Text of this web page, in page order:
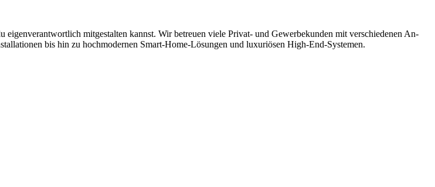
eigen­ver­ant­wort­lich mit­ge­stalten kannst. Wir betreuen viele Privat- und Gewerbe­kunden mit ver­schiedenen An­
bis hin zu hoch­mo­dernen Smart-Home-Lösungen und luxuriösen High-End-Systemen.